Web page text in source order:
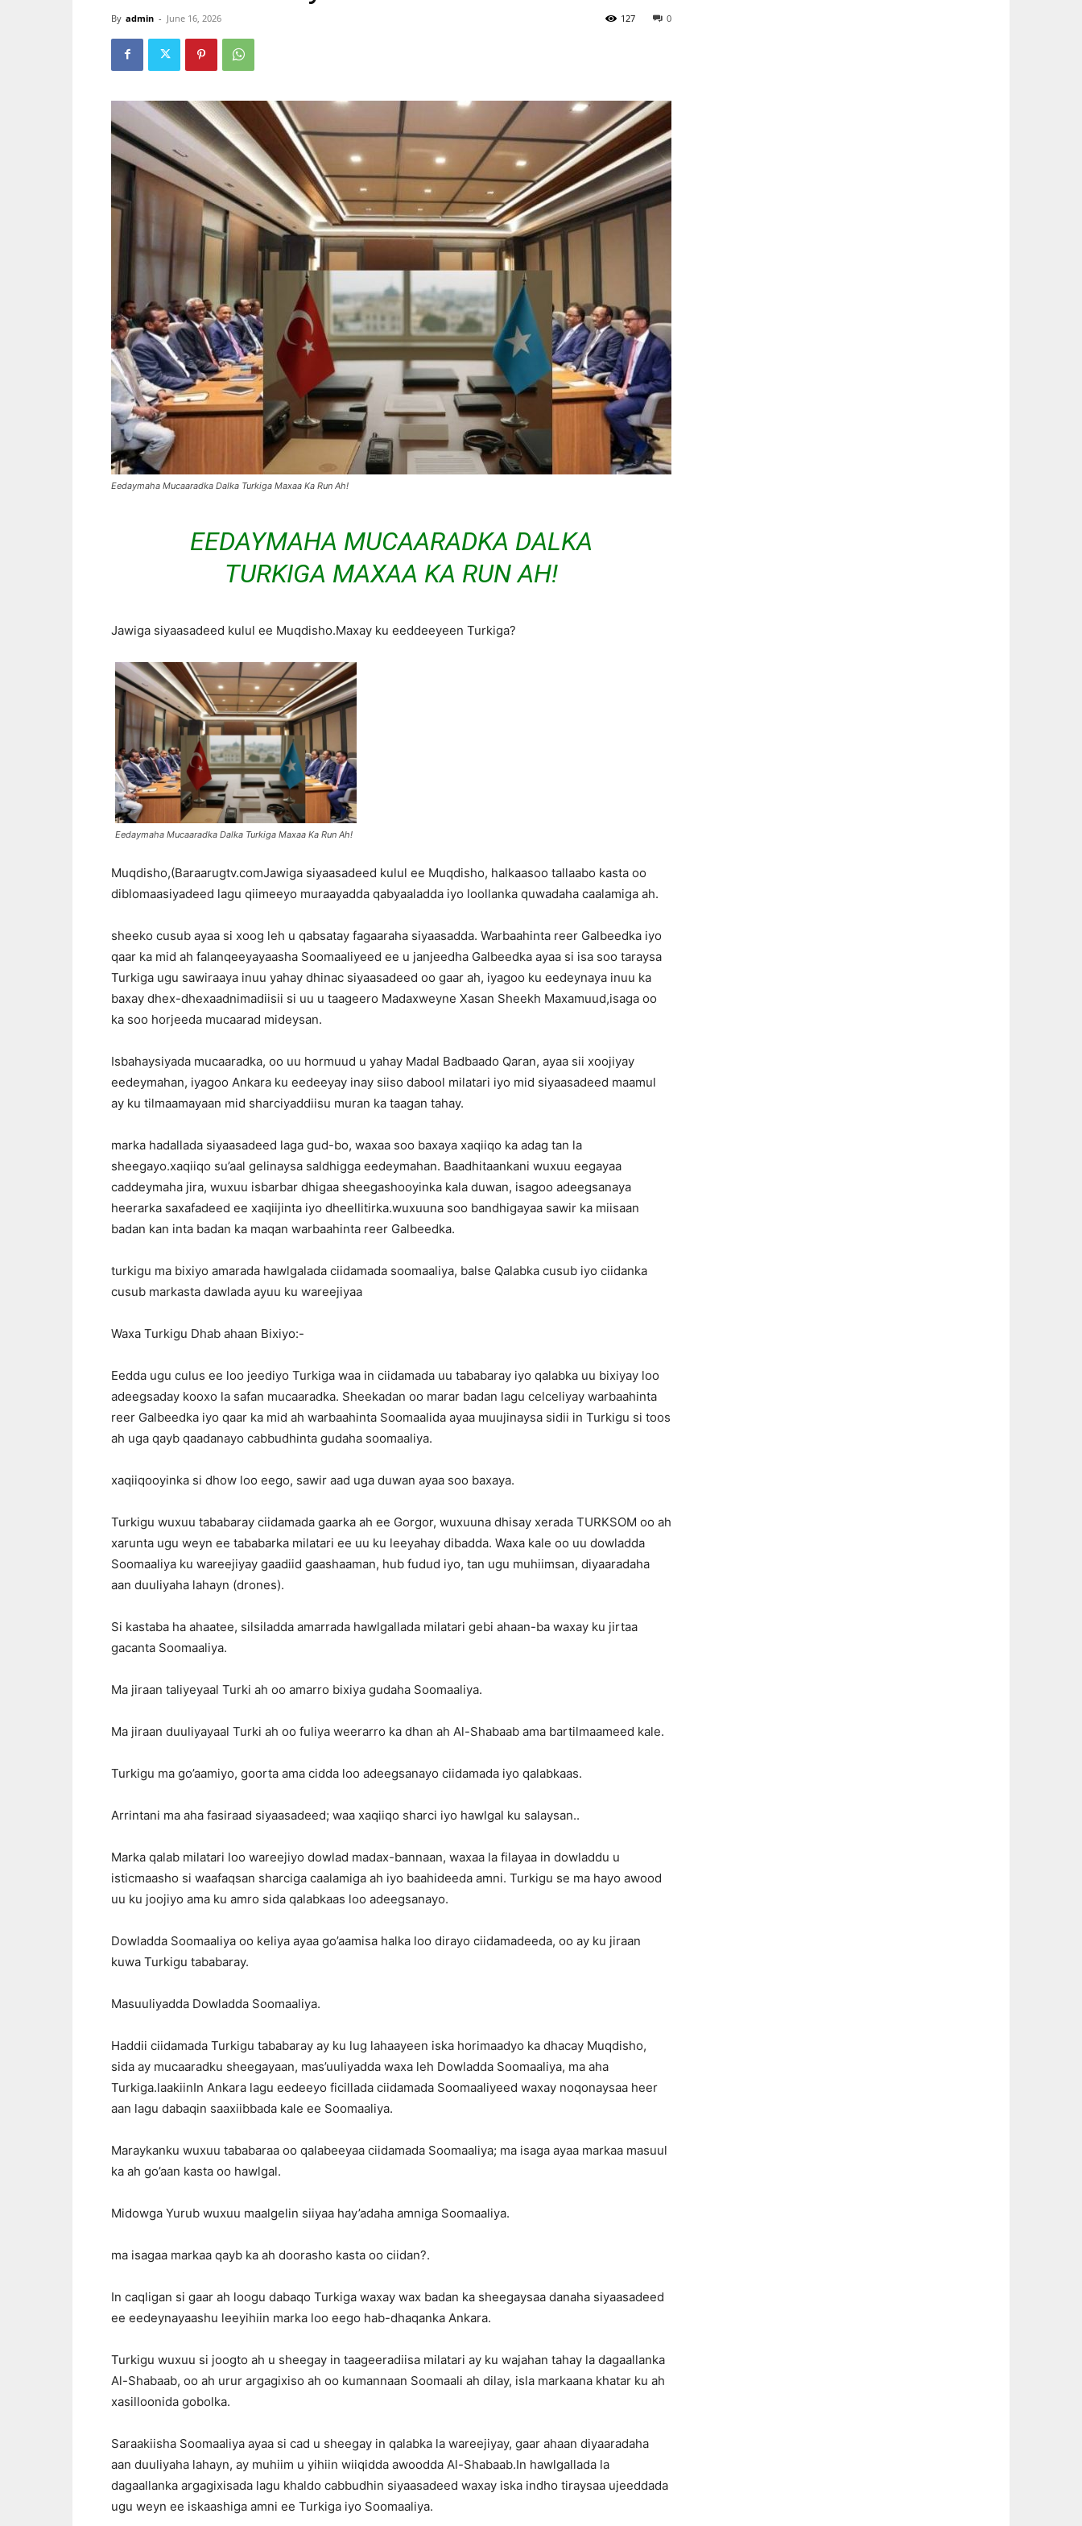
By admin - June 16, 2026 0
127
Eedaymaha Mucaaradka Dalka Turkiga Maxaa Ka Run Ah!
EEDAYMAHA MUCAARADKA DALKA
TURKIGA MAXAA KA RUN AH!
Jawiga siyaasadeed kulul ee Muqdisho.Maxay ku eeddeeyeen Turkiga?
Eedaymaha Mucaaradka Dalka Turkiga Maxaa Ka Run Ah!
Muqdisho,(Baraarugtv.comJawiga siyaasadeed kulul ee Muqdisho, halkaasoo tallaabo kasta oo
diblomaasiyadeed lagu qiimeeyo muraayadda qabyaaladda iyo loollanka quwadaha caalamiga ah.
sheeko cusub ayaa si xoog leh u qabsatay fagaaraha siyaasadda. Warbaahinta reer Galbeedka iyo
qaar ka mid ah falanqeeyayaasha Soomaaliyeed ee u janjeedha Galbeedka ayaa si isa soo taraysa
Turkiga ugu sawiraaya inuu yahay dhinac siyaasadeed oo gaar ah, iyagoo ku eedeynaya inuu ka
baxay dhex-dhexaadnimadiisii si uu u taageero Madaxweyne Xasan Sheekh Maxamuud,isaga oo
ka soo horjeeda mucaarad mideysan.
Isbahaysiyada mucaaradka, oo uu hormuud u yahay Madal Badbaado Qaran, ayaa sii xoojiyay
eedeymahan, iyagoo Ankara ku eedeeyay inay siiso dabool milatari iyo mid siyaasadeed maamul
ay ku tilmaamayaan mid sharciyaddiisu muran ka taagan tahay.
marka hadallada siyaasadeed laga gud-bo, waxaa soo baxaya xaqiiqo ka adag tan la
sheegayo.xaqiiqo su’aal gelinaysa saldhigga eedeymahan. Baadhitaankani wuxuu eegayaa
caddeymaha jira, wuxuu isbarbar dhigaa sheegashooyinka kala duwan, isagoo adeegsanaya
heerarka saxafadeed ee xaqiijinta iyo dheellitirka.wuxuuna soo bandhigayaa sawir ka miisaan
badan kan inta badan ka maqan warbaahinta reer Galbeedka.
turkigu ma bixiyo amarada hawlgalada ciidamada soomaaliya, balse Qalabka cusub iyo ciidanka
cusub markasta dawlada ayuu ku wareejiyaa
Waxa Turkigu Dhab ahaan Bixiyo:-
Eedda ugu culus ee loo jeediyo Turkiga waa in ciidamada uu tababaray iyo qalabka uu bixiyay loo
adeegsaday kooxo la safan mucaaradka. Sheekadan oo marar badan lagu celceliyay warbaahinta
reer Galbeedka iyo qaar ka mid ah warbaahinta Soomaalida ayaa muujinaysa sidii in Turkigu si toos
ah uga qayb qaadanayo cabbudhinta gudaha soomaaliya.
xaqiiqooyinka si dhow loo eego, sawir aad uga duwan ayaa soo baxaya.
Turkigu wuxuu tababaray ciidamada gaarka ah ee Gorgor, wuxuuna dhisay xerada TURKSOM oo ah
xarunta ugu weyn ee tababarka milatari ee uu ku leeyahay dibadda. Waxa kale oo uu dowladda
Soomaaliya ku wareejiyay gaadiid gaashaaman, hub fudud iyo, tan ugu muhiimsan, diyaaradaha
aan duuliyaha lahayn (drones).
Si kastaba ha ahaatee, silsiladda amarrada hawlgallada milatari gebi ahaan-ba waxay ku jirtaa
gacanta Soomaaliya.
Ma jiraan taliyeyaal Turki ah oo amarro bixiya gudaha Soomaaliya.
Ma jiraan duuliyayaal Turki ah oo fuliya weerarro ka dhan ah Al-Shabaab ama bartilmaameed kale.
Turkigu ma go’aamiyo, goorta ama cidda loo adeegsanayo ciidamada iyo qalabkaas.
Arrintani ma aha fasiraad siyaasadeed; waa xaqiiqo sharci iyo hawlgal ku salaysan..
Marka qalab milatari loo wareejiyo dowlad madax-bannaan, waxaa la filayaa in dowladdu u
isticmaasho si waafaqsan sharciga caalamiga ah iyo baahideeda amni. Turkigu se ma hayo awood
uu ku joojiyo ama ku amro sida qalabkaas loo adeegsanayo.
Dowladda Soomaaliya oo keliya ayaa go’aamisa halka loo dirayo ciidamadeeda, oo ay ku jiraan
kuwa Turkigu tababaray.
Masuuliyadda Dowladda Soomaaliya.
Haddii ciidamada Turkigu tababaray ay ku lug lahaayeen iska horimaadyo ka dhacay Muqdisho,
sida ay mucaaradku sheegayaan, mas’uuliyadda waxa leh Dowladda Soomaaliya, ma aha
Turkiga.laakiinIn Ankara lagu eedeeyo ficillada ciidamada Soomaaliyeed waxay noqonaysaa heer
aan lagu dabaqin saaxiibbada kale ee Soomaaliya.
Maraykanku wuxuu tababaraa oo qalabeeyaa ciidamada Soomaaliya; ma isaga ayaa markaa masuul
ka ah go’aan kasta oo hawlgal.
Midowga Yurub wuxuu maalgelin siiyaa hay’adaha amniga Soomaaliya.
ma isagaa markaa qayb ka ah doorasho kasta oo ciidan?.
In caqligan si gaar ah loogu dabaqo Turkiga waxay wax badan ka sheegaysaa danaha siyaasadeed
ee eedeynayaashu leeyihiin marka loo eego hab-dhaqanka Ankara.
Turkigu wuxuu si joogto ah u sheegay in taageeradiisa milatari ay ku wajahan tahay la dagaallanka
Al-Shabaab, oo ah urur argagixiso ah oo kumannaan Soomaali ah dilay, isla markaana khatar ku ah
xasilloonida gobolka.
Saraakiisha Soomaaliya ayaa si cad u sheegay in qalabka la wareejiyay, gaar ahaan diyaaradaha
aan duuliyaha lahayn, ay muhiim u yihiin wiiqidda awoodda Al-Shabaab.In hawlgallada la
dagaallanka argagixisada lagu khaldo cabbudhin siyaasadeed waxay iska indho tiraysaa ujeeddada
ugu weyn ee iskaashiga amni ee Turkiga iyo Soomaaliya.